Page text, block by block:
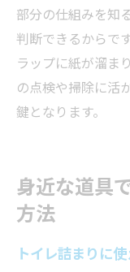
部分の仕組みを知
判断できるからで
ラップに紙が溜ま
の点検や掃除に活
鍵となります。
身近な道具
方法
トイレ詰まりに